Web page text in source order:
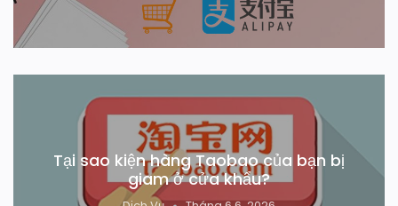
Tại sao kiện hàng Taobao của bạn bị
giam ở cửa khẩu?